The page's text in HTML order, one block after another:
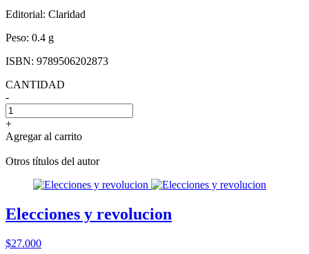
Editorial: Claridad
Peso: 0.4 g
ISBN: 9789506202873
CANTIDAD
-
+
Agregar al carrito
Otros títulos del autor
Elecciones y revolucion
$27.000